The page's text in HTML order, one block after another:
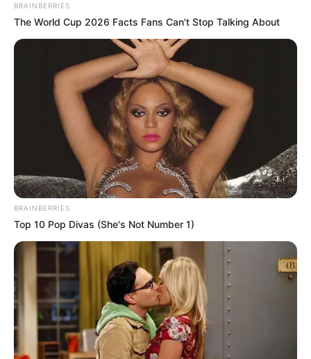
SALE A LUZ TODA
LA VERDAD SOBRE
EL COLOMBIANO
JAVIER ACOSTA
QUE…VER MÁS
Sale a luz toda la verdad sobre el colombiano
Javier Acosta que…Ver Más
BRAINBERRIES
The World Cup 2026 Facts Fans Can't Stop Talking About
BRAINBERRIES
Top 10 Pop Divas (She's Not Number 1)